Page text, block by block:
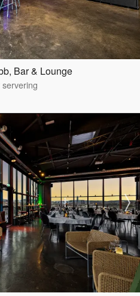
Bar & Lounge